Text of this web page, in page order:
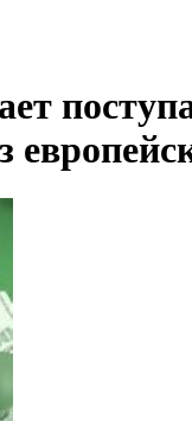
Прибыль страховых